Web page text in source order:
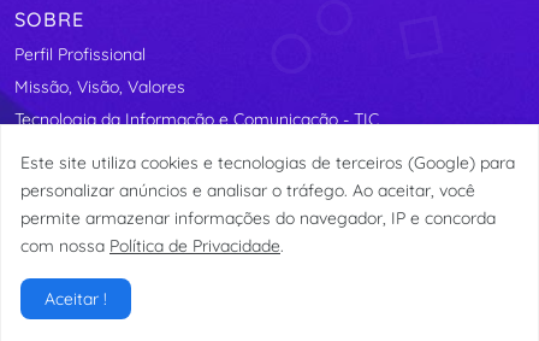
SOBRE
Perfil Profissional
Missão, Visão, Valores
Tecnologia da Informação e Comunicação - TIC
Segurança Elétrica
Assosindicos - Associação de Síndicos do Distrito Federal
Este site utiliza cookies e tecnologias de terceiros (Google) para
personalizar anúncios e analisar o tráfego. Ao aceitar, você
permite armazenar informações do navegador, IP e concorda
com nossa Política de Privacidade.
Aceitar !